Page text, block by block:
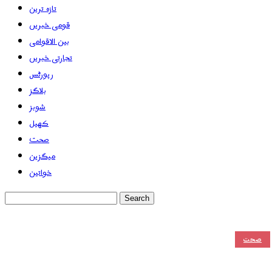
تازہ ترین
قومی خبریں
بین الاقوامی
تجارتی خبریں
رپورٹس
بلاگز
شوبز
کھیل
صحت
میگزین
خواتین
صحت